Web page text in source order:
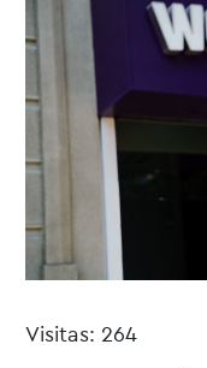
Visitas: 264